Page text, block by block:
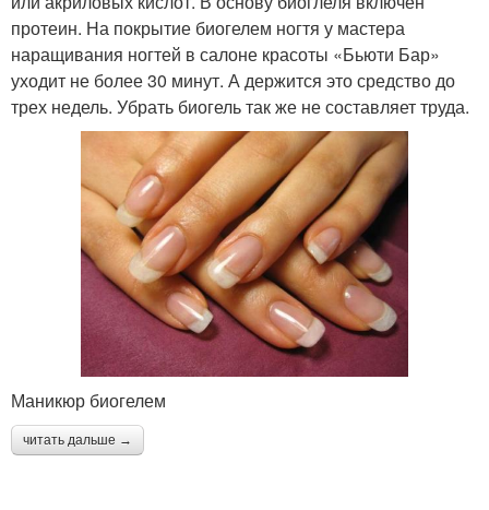
протеин. На покрытие биогелем ногтя у мастера
наращивания ногтей в салоне красоты «Бьюти Бар»
уходит не более 30 минут. А держится это средство до
трех недель. Убрать биогель так же не составляет труда.
Маникюр биогелем
читать дальше →